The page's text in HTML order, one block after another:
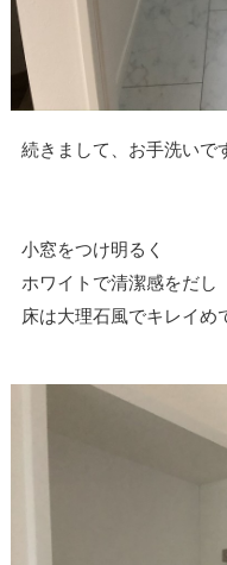
続きまして、お手洗いで
小窓をつけ明るく
ホワイトで清潔感をだし
床は大理石風でキレイめ